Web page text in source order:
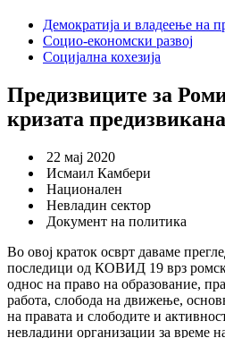
Демократија и владеење на
Социо-економски развој
Социјална кохезија
Предизвиците за
кризата
22 мај 2020
Исмаил Камбери
Национален
Невладин сектор
Документ на политика
Во овој краток осврт даваме
последици од КОВИД 19 врз
однос на право на образование,
работа, слобода на движење,
на правата и слободите и
невладини организации за време